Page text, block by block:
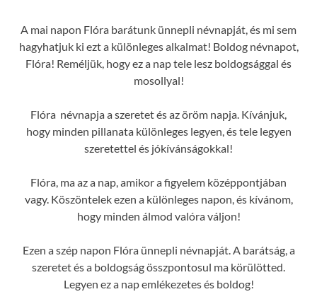
A mai napon Flóra barátunk ünnepli névnapját, és mi sem
hagyhatjuk ki ezt a különleges alkalmat! Boldog névnapot,
Flóra! Reméljük, hogy ez a nap tele lesz boldogsággal és
mosollyal!
Flóra névnapja a szeretet és az öröm napja. Kívánjuk,
hogy minden pillanata különleges legyen, és tele legyen
szeretettel és jókívánságokkal!
Flóra, ma az a nap, amikor a figyelem középpontjában
vagy. Köszöntelek ezen a különleges napon, és kívánom,
hogy minden álmod valóra váljon!
Ezen a szép napon Flóra ünnepli névnapját. A barátság, a
szeretet és a boldogság összpontosul ma körülötted.
Legyen ez a nap emlékezetes és boldog!